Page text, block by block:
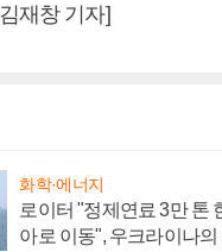
재창 기자]
화학·에너지
로이터 "정제연료 3만 톤
아로 이동", 우크라이나